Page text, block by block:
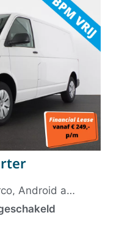
2 zitplaatsen rechtsvoor, Airco, Android auto, Apple carplay, Apple Carplay/Android Auto, Armsteun voor, Autotelefoonvoorbereiding met bluetooth, Buitenspiegels elektrisch verstelbaar, Comfortstoel(en), Lendesteunen (verstelbaar), Parkeersensor achter, Tussenschot volledig, Zijschuifdeur rechts, Zijwind assistent, 12Volt aansluiting, Achterklep, Achteruitrijcamera, Achteruitrijcamera, Airbag bestuurder, Airbag passagier, Alarm klasse 1(startblokkering), Anti Blokkeer Systeem, Anti doorSlip Regeling, Audio installatie, Bluetooth telefoonvoorbereiding, Boordcomputer, Buitenspiegels verwarmbaar, Centrale deurvergrendeling met afstandsbediening, Elektrische ramen voor, Elektronisch Sper Differentieel, Elektronisch Stabiliteits Programma, Fabrieksgarantie, Hill hold functie, Multimedia-voorbereiding, Navigatiesysteem full map, Niet in gerookt, Radio, Roetfilter, Stuurbekrachtiging, Stuur verstelbaar, Vervolgbotsing preventie,